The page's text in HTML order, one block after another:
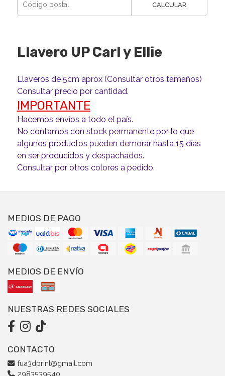
CALCULAR
Llavero UP Carl y Ellie
Llaveros de 5cm aprox (Consultar otros tamaños)
Consultar precio por cantidad.
IMPORTANTE
Hacemos envíos a todo el país.
No contamos con stock permanente por lo que
algunos productos pueden demorar hasta 15 días
en ser producidos y despachados.
Consultar por otros colores a pedido.
MEDIOS DE PAGO
MEDIOS DE ENVÍO
NUESTRAS REDES SOCIALES
CONTACTO
fua3dprint@gmail.com
2983539540